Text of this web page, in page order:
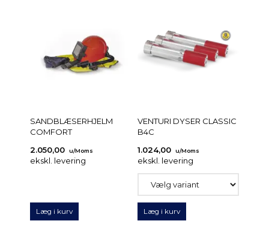
SANDBLÆSERHJELM
COMFORT
2.050,00
u/Moms
ekskl. levering
Læg i kurv
VENTURI DYSER CLASSIC
B4C
1.024,00
u/Moms
ekskl. levering
Læg i kurv